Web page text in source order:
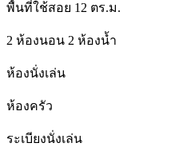
พื้นที่ใช้สอย 12 ตร.ม.
2 ห้องนอน 2 ห้องน้ำ
ห้องนั่งเล่น
ห้องครัว
ระเบียงนั่งเล่น